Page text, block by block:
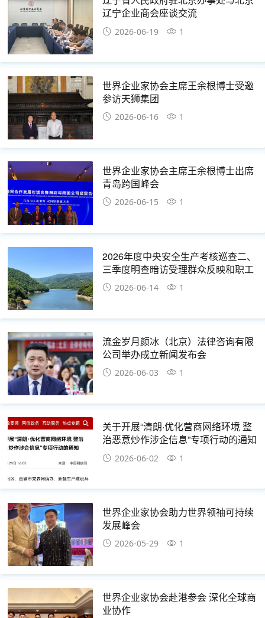
辽宁企业商会座谈交流
2026-06-19 1
世界企业家协会主席王余根博士受邀
参访天狮集团
2026-06-16 1
世界企业家协会主席王余根博士出席
青岛跨国峰会
2026-06-15 1
2026年度中央安全生产考核巡查二、
三季度明查暗访受理群众反映和职工
报告问题隐患线索工作正式启动
2026-06-14 1
流金岁月颜冰（北京）法律咨询有限
公司举办成立新闻发布会
2026-06-03 1
关于开展“清朗·优化营商网络环境 整
治恶意炒作涉企信息”专项行动的通知
2026-06-02 1
世界企业家协会助力世界领袖可持续
发展峰会
2026-05-29 1
世界企业家协会赴港参会 深化全球商
业协作